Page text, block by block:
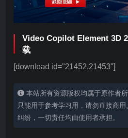
Video Copilot Element 3D
载
[download id="21452,21453"]
本站所有资源版权均属于原作者
只能用于参考学习用，请勿直接商
纠纷，一切责任均由使用者承担。